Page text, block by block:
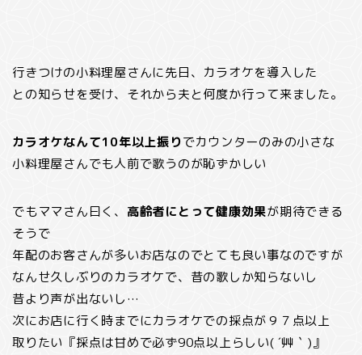
行きつけの小料理屋さんに先日、カラオケを導入した
との知らせを受け、それから夫と何度か行って来ました。
カラオケなんて10年以上振りでカウンターのみの小さな
小料理屋さんでも人前で歌うのが恥ずかしい
でもママさん曰く、 高齢者にとって健康効果が期待できる
そうで
年配のお客さんが多いお店なのでとても良い事なのですが
なんせ久しぶりのカラオケで、昔の歌しか知らないし
昔より声が出ないし…
次にお店に行く時までにカラオケでの採点が９７点以上
取りたい『採点は甘めで必ず90点以上らしい( ´艸｀)』